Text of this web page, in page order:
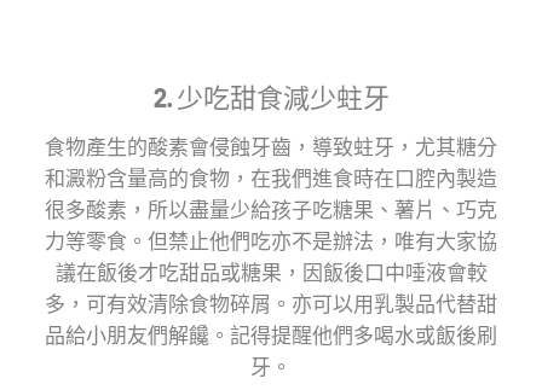
2. 少吃甜食減少蛀牙
食物產生的酸素會侵蝕牙齒，導致蛀牙，尤其糖分
和澱粉含量高的食物，在我們進食時在口腔內製造
很多酸素，所以盡量少給孩子吃糖果、薯片、巧克
力等零食。但禁止他們吃亦不是辦法，唯有大家協
議在飯後才吃甜品或糖果，因飯後口中唾液會較
多，可有效清除食物碎屑。亦可以用乳製品代替甜
品給小朋友們解饞。記得提醒他們多喝水或飯後刷
牙。